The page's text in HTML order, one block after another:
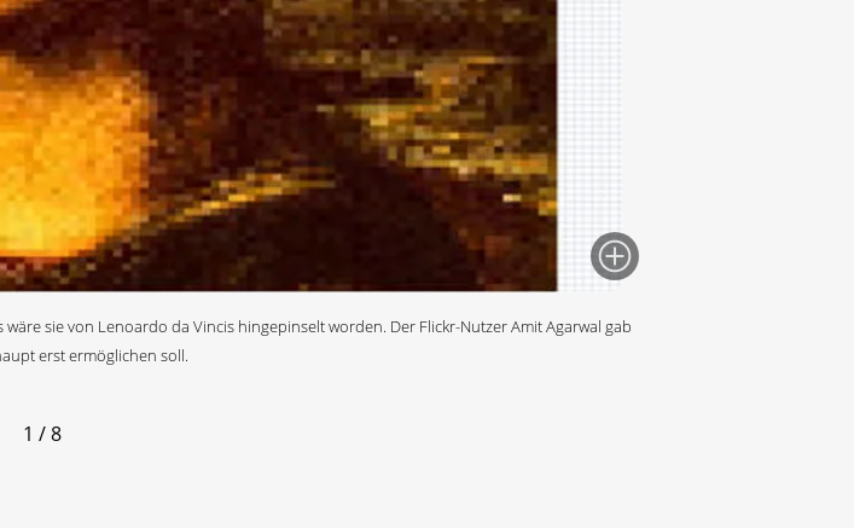
sie von Lenoardo da Vincis hingepinselt worden. Der Flickr-Nutzer Amit Agarwal gab
erst ermöglichen soll.
1 / 8